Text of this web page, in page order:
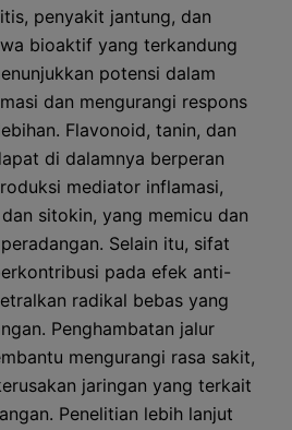
penyakit jantung, dan
bioaktif yang terkandung
potensi dalam
dan mengurangi respons
Flavonoid, tanin, dan
di dalamnya berperan
mediator inflamasi,
sitokin, yang memicu dan
Selain itu, sifat
pada efek anti-
radikal bebas yang
Penghambatan jalur
mengurangi rasa sakit,
jaringan yang terkait
Penelitian lebih lanjut